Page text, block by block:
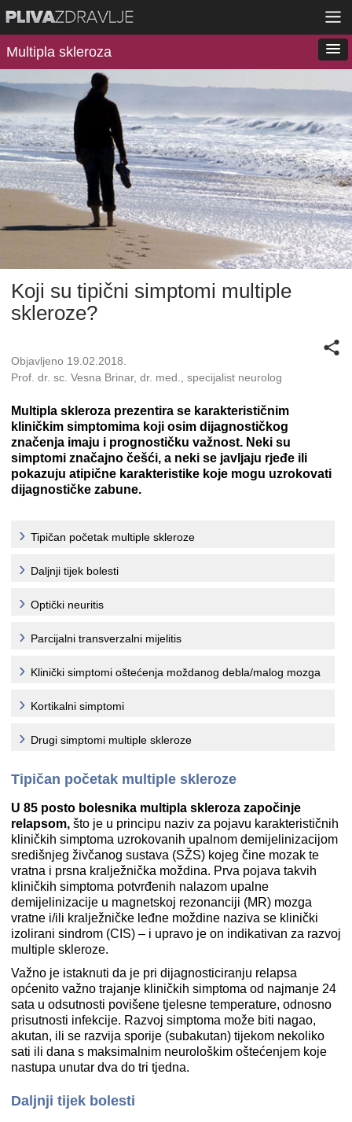
Multipla skleroza
Koji su tipični simptomi multiple
skleroze?
Objavljeno 19.02.2018.
Prof. dr. sc. Vesna Brinar, dr. med., specijalist neurolog
Multipla skleroza prezentira se karakterističnim
kliničkim simptomima koji osim dijagnostičkog
značenja imaju i prognostičku važnost. Neki su
simptomi značajno češći, a neki se javljaju rjeđe ili
pokazuju atipične karakteristike koje mogu uzrokovati
dijagnostičke zabune.
Tipičan početak multiple skleroze
Daljnji tijek bolesti
Optički neuritis
Parcijalni transverzalni mijelitis
Klinički simptomi oštećenja moždanog debla/malog mozga
Kortikalni simptomi
Drugi simptomi multiple skleroze
Tipičan početak multiple skleroze
U 85 posto bolesnika multipla skleroza započinje
relapsom, što je u principu naziv za pojavu karakterističnih
kliničkih simptoma uzrokovanih upalnom demijelinizacijom
središnjeg živčanog sustava (SŽS) kojeg čine mozak te
vratna i prsna kralježnička moždina. Prva pojava takvih
kliničkih simptoma potvrđenih nalazom upalne
demijelinizacije u magnetskoj rezonanciji (MR) mozga
vratne i/ili kralježničke leđne moždine naziva se klinički
izolirani sindrom (CIS) – i upravo je on indikativan za razvoj
multiple skleroze.
Važno je istaknuti da je pri dijagnosticiranju relapsa
općenito važno trajanje kliničkih simptoma od najmanje 24
sata u odsutnosti povišene tjelesne temperature, odnosno
prisutnosti infekcije. Razvoj simptoma može biti nagao,
akutan, ili se razvija sporije (subakutan) tijekom nekoliko
sati ili dana s maksimalnim neurološkim oštećenjem koje
nastupa unutar dva do tri tjedna.
Daljnji tijek bolesti